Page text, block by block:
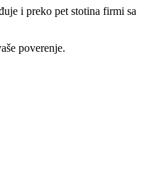
i preko pet stotina firmi sa
poverenje.